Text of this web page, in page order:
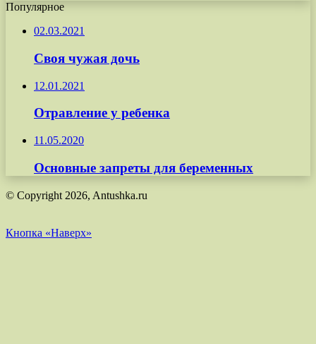
Популярное
02.03.2021
Своя чужая дочь
12.01.2021
Отравление у ребенка
11.05.2020
Основные запреты для беременных
© Copyright 2026, Antushka.ru
Кнопка «Наверх»